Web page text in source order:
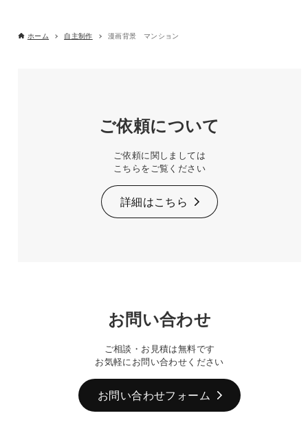
ホーム 自主制作 漫画背景 マンション
ご依頼について
ご依頼に関しましては
こちらをご覧ください
詳細はこちら
お問い合わせ
ご相談・お見積は無料です
お気軽にお問い合わせください
お問い合わせフォーム